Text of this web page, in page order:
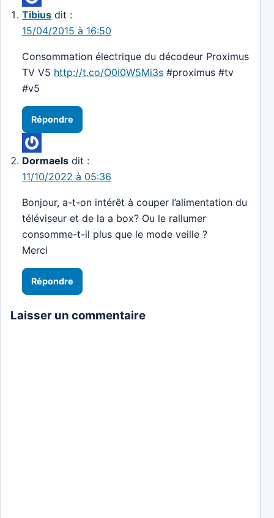
Tibius dit :
15/04/2015 à 16:50
Consommation électrique du décodeur Proximus
TV V5 http://t.co/O0I0W5Mi3s #proximus #tv
#v5
Répondre
Dormaels dit :
11/10/2022 à 05:36
Bonjour, a-t-on intérêt à couper l’alimentation du
téléviseur et de la a box? Ou le rallumer
consomme-t-il plus que le mode veille ?
Merci
Répondre
Laisser un commentaire